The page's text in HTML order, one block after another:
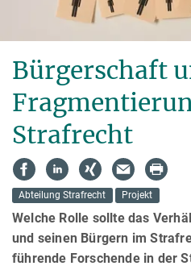
Bürgerschaft
Strafrecht
Abteilung Strafrecht Projekt
Welche Rolle sollte das
und seinen Bürgern im
führende Forschende in der